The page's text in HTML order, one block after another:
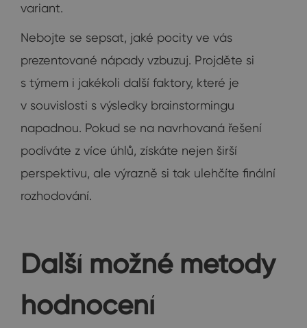
variant.
Nebojte se sepsat, jaké pocity ve vás
prezentované nápady vzbuzuj. Projděte si
s týmem i jakékoli další faktory, které je
v souvislosti s výsledky brainstormingu
napadnou. Pokud se na navrhovaná řešení
podíváte z více úhlů, získáte nejen širší
perspektivu, ale výrazně si tak ulehčíte finální
rozhodování.
Další možné metody
hodnocení